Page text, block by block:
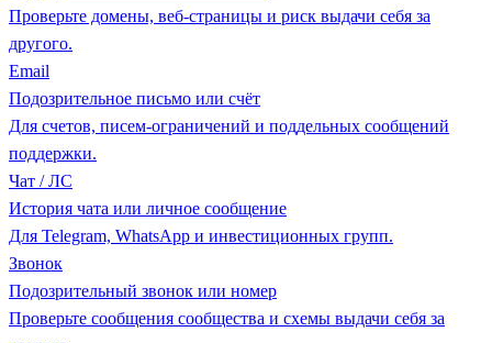
Проверьте домены, веб-страницы и риск выдачи себя за
другого.
Email
Подозрительное письмо или счёт
Для счетов, писем-ограничений и поддельных сообщений
поддержки.
Чат / ЛС
История чата или личное сообщение
Для Telegram, WhatsApp и инвестиционных групп.
Звонок
Подозрительный звонок или номер
Проверьте сообщения сообщества и схемы выдачи себя за